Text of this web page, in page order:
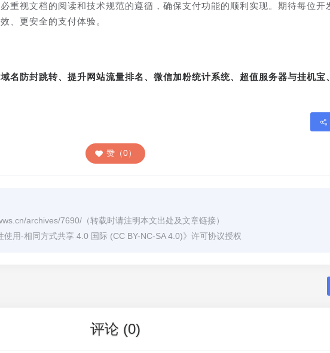
重视文档的阅读和技术规范的遵循，确保支付功能的顺利实现。期待每位开
、更安全的支付体验。
名防封跳转、提升网站流量排名、微信加粉统计系统、超值服务器与挂机宝
赞（0）
archives/7690/ （转载时请注明本文出处及文章链接）
使用-相同方式共享 4.0 国际 (CC BY-NC-SA 4.0)》许可协议授权
评论 (0)